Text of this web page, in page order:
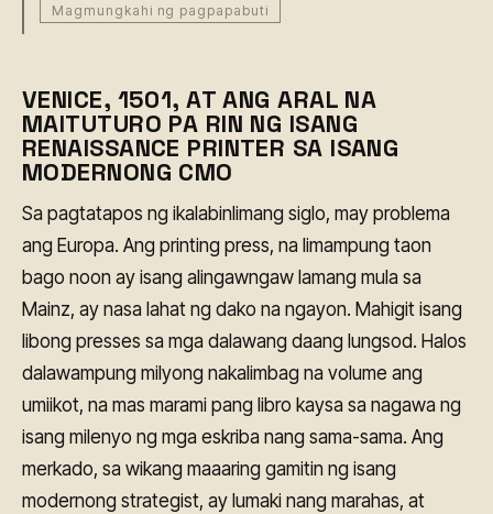
Magmungkahi ng pagpapabuti
VENICE, 1501, AT ANG ARAL NA
MAITUTURO PA RIN NG ISANG
RENAISSANCE PRINTER SA ISANG
MODERNONG CMO
Sa pagtatapos ng ikalabinlimang siglo, may problema
ang Europa. Ang printing press, na limampung taon
bago noon ay isang alingawngaw lamang mula sa
Mainz, ay nasa lahat ng dako na ngayon. Mahigit isang
libong presses sa mga dalawang daang lungsod. Halos
dalawampung milyong nakalimbag na volume ang
umiikot, na mas marami pang libro kaysa sa nagawa ng
isang milenyo ng mga eskriba nang sama-sama. Ang
merkado, sa wikang maaaring gamitin ng isang
modernong strategist, ay lumaki nang marahas, at